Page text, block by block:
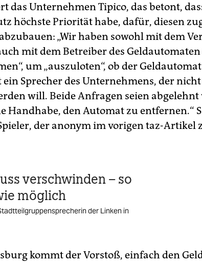
das Unternehmen Tipico, das betont,
höchste Priorität habe, dafür, diesen
„Wir haben sowohl mit dem
mit dem Betreiber des
um „auszuloten“, ob der
ein Sprecher des Unternehmens, der
will. Beide Anfragen seien abgelehnt
Handhabe, den Automat zu entfernen.“
der anonym im vorigen taz-Artikel
verschwinden – so
möglich
der Linken in
kommt der Vorstoß, einfach den